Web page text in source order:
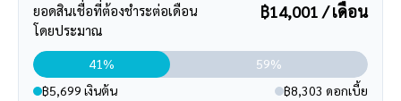
🔥 เจ้าของขายเอง
🔥 ต่อรองราคาได้สำหรับผู้สนใจจริง
🔥 บ้านสวยพร้อมอยู่ ทำเลพระราม 2 รีบติดต่อก่อนพลาดโอกาสดีๆ
แบบนี้!
ซูเปอร์มาร์เก็ต
ห้างสรรพสินค้า
ยอดสินเชื่อที่ต้องชำระต่อเดือน
โดยประมาณ
฿14,001 / เดือน
41%
59%
฿5,699 เงินต้น
฿8,303 ดอกเบี้ย